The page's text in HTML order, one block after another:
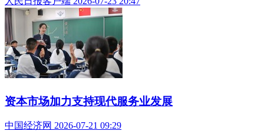
资本市场加力支持现代服务业发展
中国经济网 2026-07-21 09:29